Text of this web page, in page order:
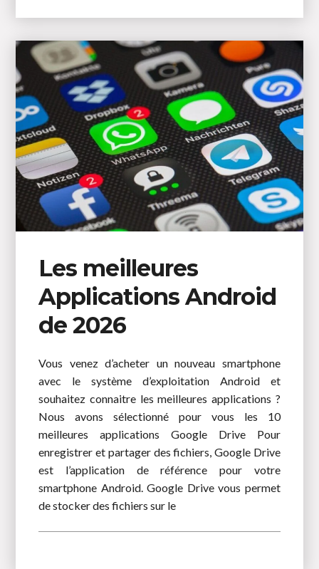
Les meilleures
Applications Android
de 2026
Vous venez d’acheter un nouveau smartphone
avec le système d’exploitation Android et
souhaitez connaitre les meilleures applications ?
Nous avons sélectionné pour vous les 10
meilleures applications Google Drive Pour
enregistrer et partager des fichiers, Google Drive
est l’application de référence pour votre
smartphone Android. Google Drive vous permet
de stocker des fichiers sur le